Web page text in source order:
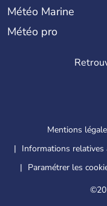
Météo Marine
Météo pro
Mentions
Informations relatives
Paramétrer les
©